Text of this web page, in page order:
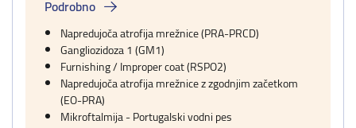
Podrobno
Napredujoča atrofija mrežnice (PRA-PRCD)
Gangliozidoza 1 (GM1)
Furnishing / Improper coat (RSPO2)
Napredujoča atrofija mrežnice z zgodnjim začetkom
(EO-PRA)
Mikroftalmija - Portugalski vodni pes